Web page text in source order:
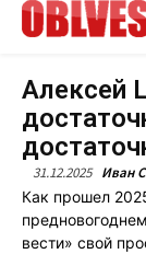
Алексей
31.12.2025 Иван
Как прошел
вести» свой